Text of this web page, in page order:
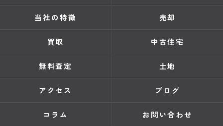
当社の特徴 売却
買取 中古住宅
無料査定 土地
アクセス ブログ
コラム お問い合わせ